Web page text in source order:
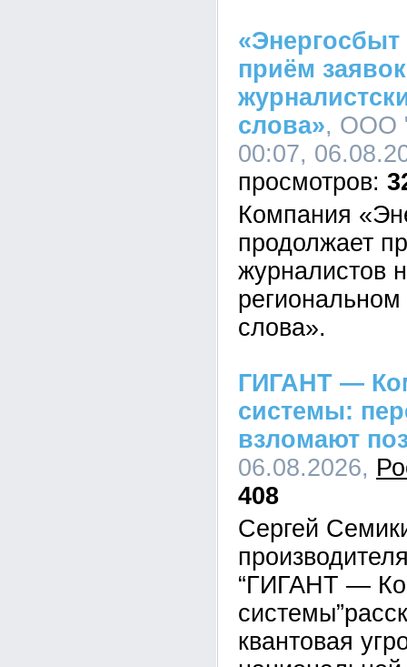
приём
слова», ООО
00:07,
Компания
продолжает
журналистов
слова».
ГИГАНТ —
системы:
взломают
06.08.2026,
408
Сергей
“ГИГАНТ —
квантовая